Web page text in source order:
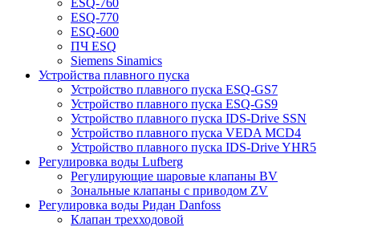
ESQ-760
ESQ-770
ESQ-600
ПЧ ESQ
Siemens Sinamics
Устройства плавного пуска
Устройство плавного пуска ESQ-GS7
Устройство плавного пуска ESQ-GS9
Устройство плавного пуска IDS-Drive SSN
Устройство плавного пуска VEDA MCD4
Устройство плавного пуска IDS-Drive YHR5
Регулировка воды Lufberg
Регулирующие шаровые клапаны BV
Зональные клапаны с приводом ZV
Регулировка воды Ридан Danfoss
Клапан трехходовой